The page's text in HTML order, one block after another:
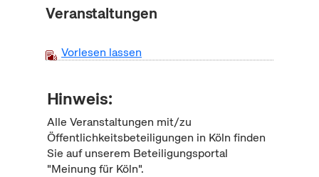
Veranstaltungen
Vorlesen lassen
Hinweis:
Alle Veranstaltungen mit/zu
Öffentlichkeitsbeteiligungen in Köln finden
Sie auf unserem Beteiligungsportal
"Meinung für Köln".